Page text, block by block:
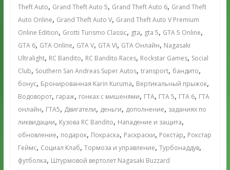
Theft Auto, Grand Theft Auto 5, Grand Theft Auto 6, Grand Theft
Auto Online, Grand Theft Auto V, Grand Theft Auto V Premium
Online Edition, Grotti Turismo Classic, gta, gta 5, GTA 5 Online,
GTA 6, GTA Online, GTA V, GTA VI, GTA Онлайн, Nagasaki
Ultralight, RC Bandito, RC Bandito Races, Rockstar Games, Social
Club, Southern San Andreas Super Autos, transport, бандито,
бонус, Бронированная Karin Kuruma, Вертикальный прыжок,
Водоворот, гараж, гонках с мишенями, ГТА, ГТА 5, ГТА 6, ГТА
онлайн, ГТА5, Двигатели, деньги, дополнение, заданиях по
ликвидации, Кузова RC Bandito, Нападение и защита,
обновление, подарок, Покраска, Раскраски, Рокстар, Рокстар
Геймс, Социал Клаб, Тормоза и управление, Турбонаддув,
футболка, Штурмовой вертолет Nagasaki Buzzard